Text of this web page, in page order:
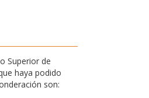
Superior de
haya podido
son: